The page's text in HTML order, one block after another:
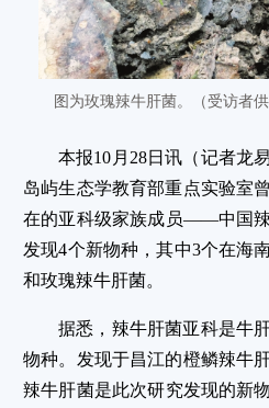
图为玫瑰辣牛肝菌。（受访者供
本报10月28日讯（记者龙
岛屿生态学教育部重点实验室
在的亚科级家族成员——中国
发现4个新物种，其中3个在海
和玫瑰辣牛肝菌。
据悉，辣牛肝菌亚科是牛
物种。发现于昌江的橙鳞辣牛
辣牛肝菌是此次研究发现的新